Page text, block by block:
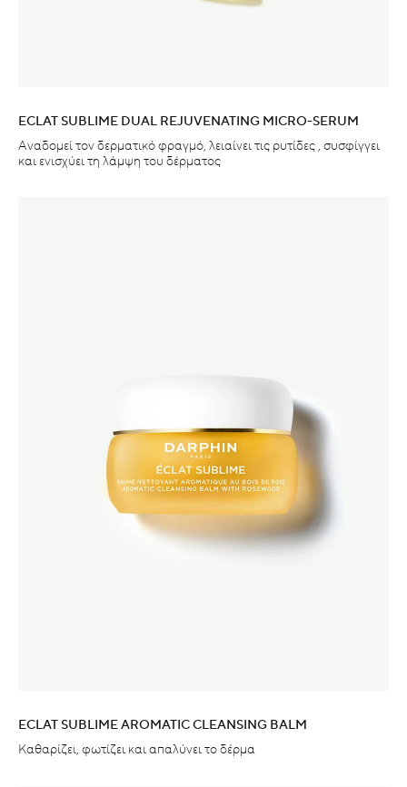
ECLAT SUBLIME DUAL REJUVENATING MICRO-SERUM
Αναδομεί τον δερματικό φραγμό, λειαίνει τις ρυτίδες , συσφίγγει
και ενισχύει τη λάμψη του δέρματος
ECLAT SUBLIME AROMATIC CLEANSING BALM
Καθαρίζει, φωτίζει και απαλύνει το δέρμα